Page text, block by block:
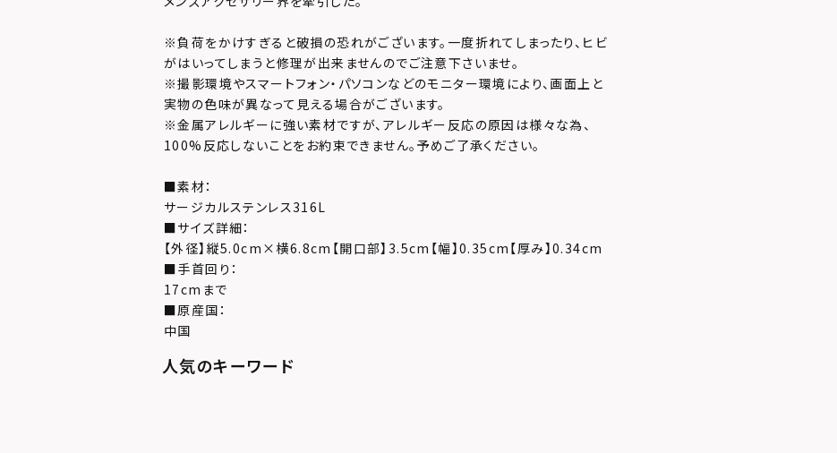
※負荷をかけすぎると破損の恐れがございます。一度折れてしまったり、ヒビ
がはいってしまうと修理が出来ませんのでご注意下さいませ。
※撮影環境やスマートフォン・パソコンなどのモニター環境により、画面上と
実物の色味が異なって見える場合がございます。
※金属アレルギーに強い素材ですが、アレルギー反応の原因は様々な為、
100%反応しないことをお約束できません。予めご了承ください。
■素材：
サージカルステンレス316L
■サイズ詳細：
【外径】縦5.0cm×横6.8cm【開口部】3.5cm【幅】0.35cm【厚み】0.34cm
■手首回り：
17cmまで
■原産国：
中国